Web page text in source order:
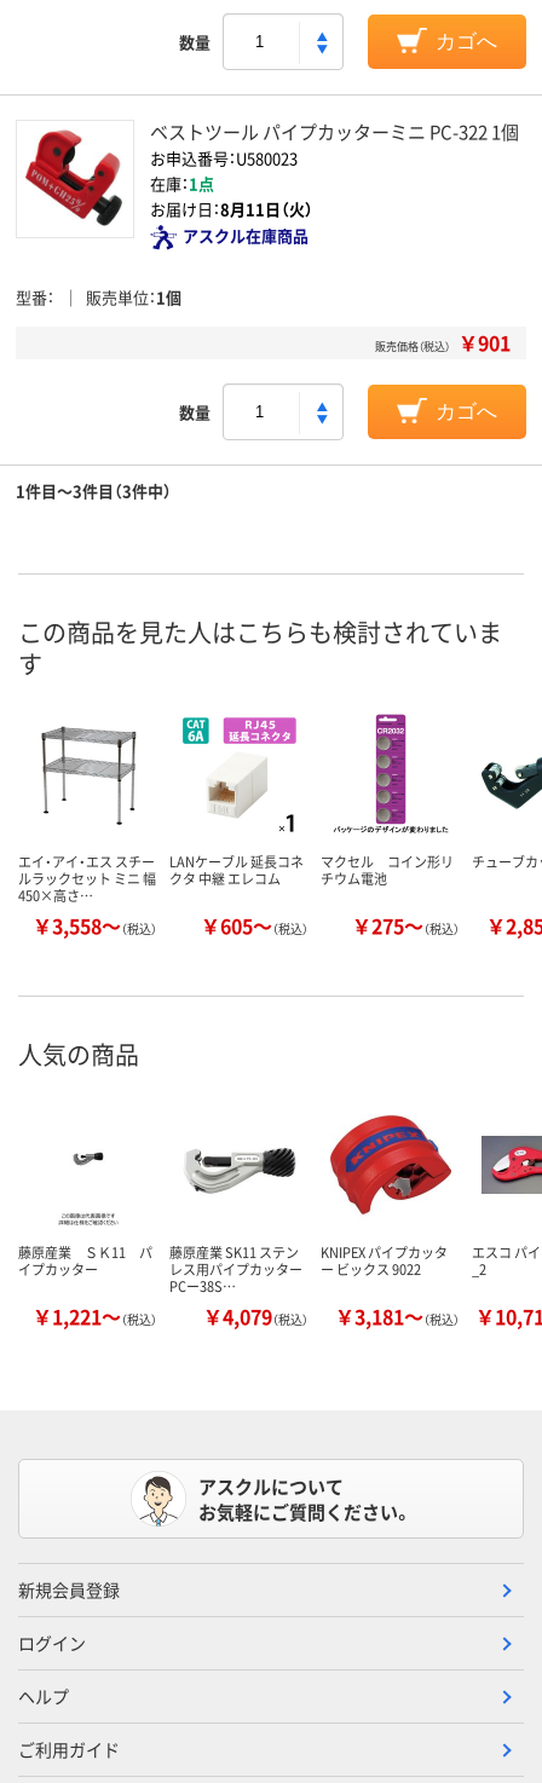
数量 カゴへ
ベストツール パイプカッターミニ PC-322 1個
お申込番号：U580023
在庫：1点
お届け日：8月11日（火）
アスクル在庫商品
型番 販売単位 1個
販売価格（税込） ￥901
数量 カゴへ
1件目～3件目（3件中）
この商品を見た人はこちらも検討されていま
す
エイ・アイ・エス スチー
ルラックセット ミニ 幅
450×高さ…
￥3,558～（税込）
LANケーブル 延長コネ
クタ 中継 エレコム
￥605～（税込）
マクセル コイン形リ
チウム電池
￥275～（税込）
チューブ
￥
人気の商品
藤原産業 ＳＫ11 パ
イプカッター
￥1,221～（税込）
藤原産業 SK11 ステン
レス用パイプカッター
PCー38S…
￥4,079（税込）
KNIPEX パイプカッタ
ー ビックス 9022
￥3,181～（税込）
エスコ パ
_2
￥
アスクルについて
お気軽にご質問ください。
新規会員登録
ログイン
ヘルプ
ご利用ガイド